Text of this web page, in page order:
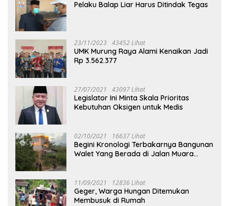
Pelaku Balap Liar Harus Ditindak Tegas
23/11/2023 43452 Lihat
UMK Murung Raya Alami Kenaikan Jadi
Rp 3.562.377
27/07/2021 43097 Lihat
Legislator Ini Minta Skala Prioritas
Kebutuhan Oksigen untuk Medis
02/10/2021 16637 Lihat
Begini Kronologi Terbakarnya Bangunan
Walet Yang Berada di Jalan Muara
11/09/2021 12836 Lihat
Geger, Warga Hungan Ditemukan
Membusuk di Rumah